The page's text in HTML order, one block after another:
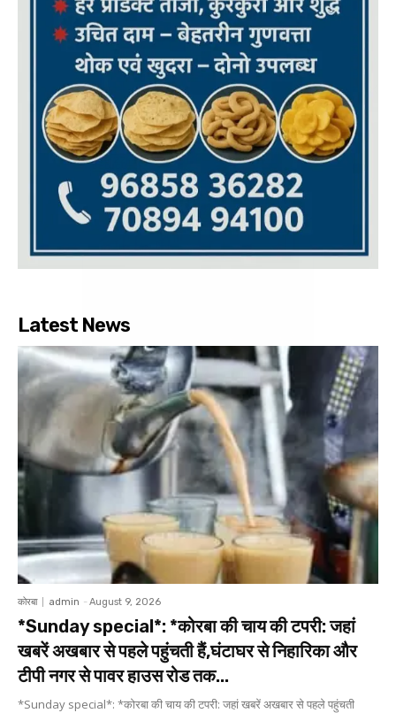
Latest News
कोरबा admin - August 9, 2026
*Sunday special*: *कोरबा की चाय की टपरी: जहां
खबरें अखबार से पहले पहुंचती हैं,घंटाघर से निहारिका और
टीपी नगर से पावर हाउस रोड तक...
*Sunday special*: *कोरबा की चाय की टपरी: जहां खबरें अखबार से पहले पहुंचती